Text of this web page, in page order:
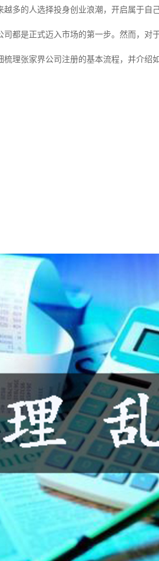
多的人选择投身创业浪潮，开启属于
都是正式迈入市场的第一步。然而，
理张家界公司注册的基本流程，并介绍